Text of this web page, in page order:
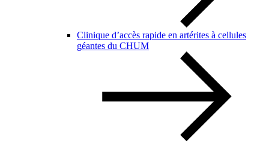
Clinique d’accès rapide en artérites à cellules
géantes du CHUM